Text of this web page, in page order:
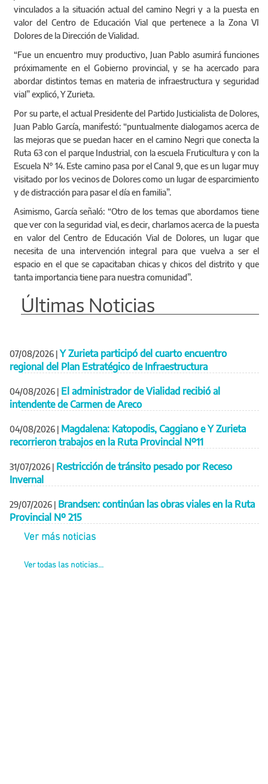
vinculados a la situación actual del camino Negri y a la puesta en
valor del Centro de Educación Vial que pertenece a la Zona VI
Dolores de la Dirección de Vialidad.
“Fue un encuentro muy productivo, Juan Pablo asumirá funciones
próximamente en el Gobierno provincial, y se ha acercado para
abordar distintos temas en materia de infraestructura y seguridad
vial” explicó, Y Zurieta.
Por su parte, el actual Presidente del Partido Justicialista de Dolores,
Juan Pablo García, manifestó: “puntualmente dialogamos acerca de
las mejoras que se puedan hacer en el camino Negri que conecta la
Ruta 63 con el parque Industrial, con la escuela Fruticultura y con la
Escuela N° 14. Este camino pasa por el Canal 9, que es un lugar muy
visitado por los vecinos de Dolores como un lugar de esparcimiento
y de distracción para pasar el día en familia”.
Asimismo, García señaló: “Otro de los temas que abordamos tiene
que ver con la seguridad vial, es decir, charlamos acerca de la puesta
en valor del Centro de Educación Vial de Dolores, un lugar que
necesita de una intervención integral para que vuelva a ser el
espacio en el que se capacitaban chicas y chicos del distrito y que
tanta importancia tiene para nuestra comunidad”.
Últimas Noticias
07/08/2026 | Y Zurieta participó del cuarto encuentro
regional del Plan Estratégico de Infraestructura
04/08/2026 | El administrador de Vialidad recibió al
intendente de Carmen de Areco
04/08/2026 | Magdalena: Katopodis, Caggiano e Y Zurieta
recorrieron trabajos en la Ruta Provincial Nº11
31/07/2026 | Restricción de tránsito pesado por Receso
Invernal
29/07/2026 | Brandsen: continúan las obras viales en la Ruta
Provincial Nº 215
Ver más noticias
Ver todas las noticias...